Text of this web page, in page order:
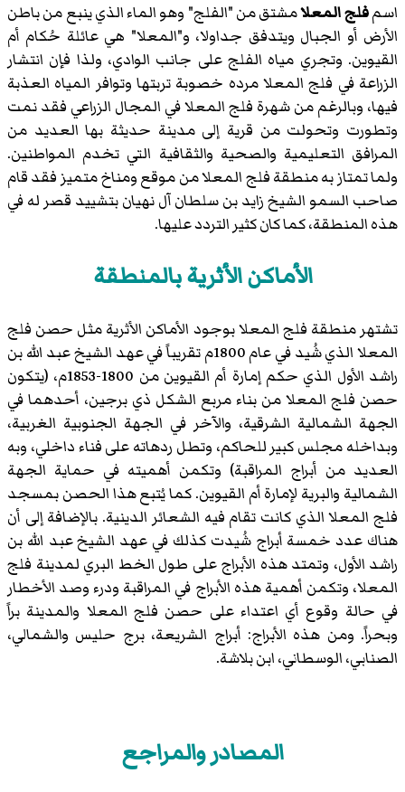
اسمفلج المعلامشتق من "الفلج" وهو الماء الذي ينبع من باطن
الأرض أو الجبال ويتدفق جداولا، و"المعلا" هي عائلة حُكام أم
القيوين. وتجري مياه الفلج على جانب الوادي، ولذا فإن انتشار
الزراعة في فلج المعلا مرده خصوبة تربتها وتوافر المياه العذبة
فيها، وبالرغم من شهرة فلج المعلا في المجال الزراعي فقد نمت
وتطورت وتحولت من قرية إلى مدينة حديثة بها العديد من
المرافق التعليمية والصحية والثقافية التي تخدم المواطنين.
ولما تمتاز به منطقة فلج المعلا من موقع ومناخ متميز فقد قام
صاحب السمو الشيخ زايد بن سلطان آل نهيان بتشييد قصر له في
هذه المنطقة، كما كان كثير التردد عليها.
الأماكن الأثرية بالمنطقة
تشتهر منطقة فلج المعلا بوجود الأماكن الأثرية مثل حصن فلج
المعلا الذي شُيد في عام 1800م تقريباً في عهد الشيخ عبد الله بن
راشد الأول الذي حكم إمارة أم القيوين من 1800-1853م، (يتكون
حصن فلج المعلا من بناء مربع الشكل ذي برجين، أحدهما في
الجهة الشمالية الشرقية، والآخر في الجهة الجنوبية الغربية،
وبداخله مجلس كبير للحاكم، وتطل ردهاته على فناء داخلي، وبه
العديد من أبراج المراقبة) وتكمن أهميته في حماية الجهة
الشمالية والبرية لإمارة أم القيوين. كما يُتبع هذا الحصن بمسجد
فلج المعلا الذي كانت تقام فيه الشعائر الدينية. بالإضافة إلى أن
هناك عدد خمسة أبراج شُيدت كذلك في عهد الشيخ عبد الله بن
راشد الأول، وتمتد هذه الأبراج على طول الخط البري لمدينة فلج
المعلا، وتكمن أهمية هذه الأبراج في المراقبة ودرء وصد الأخطار
في حالة وقوع أي اعتداء على حصن فلج المعلا والمدينة براً
وبحراً. ومن هذه الأبراج: أبراج الشريعة، برج حليس والشمالي،
الصنابي، الوسطاني، ابن بلاشة.
المصادر والمراجع